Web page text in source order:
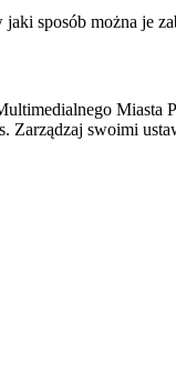
sposób można je
Zarządzaj swoimi